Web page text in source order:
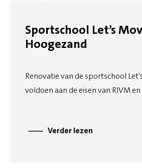
Sportschool Let’s
Hoogezand
Renovatie van de sportschool
voldoen aan de eisen van RIVM en
Verder lezen